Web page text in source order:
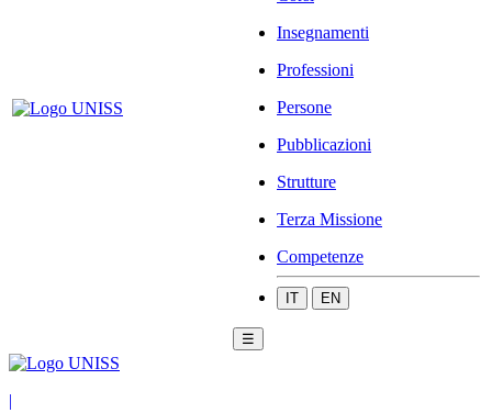
Insegnamenti
Professioni
Persone
Pubblicazioni
Strutture
Terza Missione
Competenze
IT EN
☰
|